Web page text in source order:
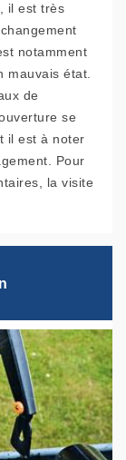
il est très
notamment
mauvais état.
de
se
il est à noter
Pour
la visite